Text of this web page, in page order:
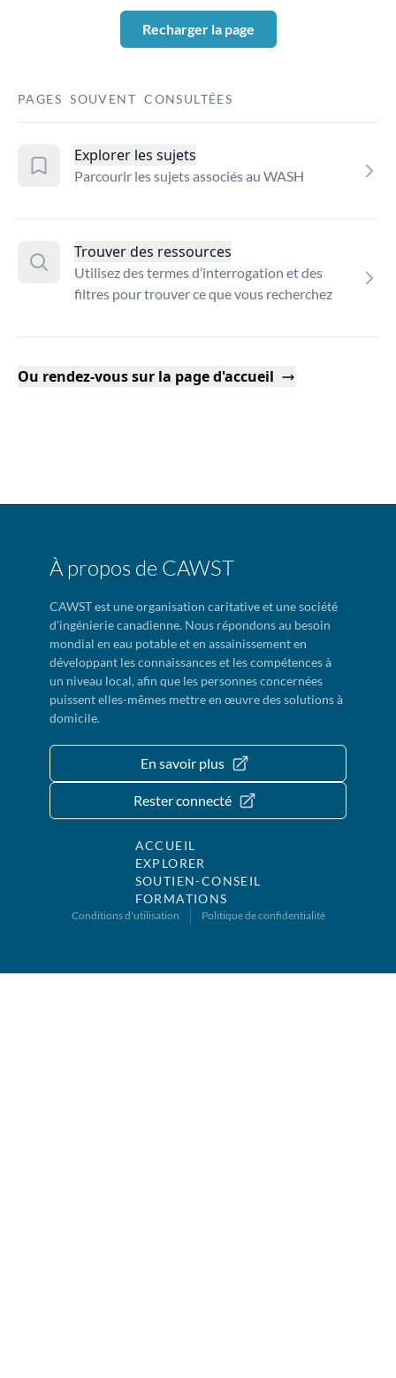
Recharger la page
PAGES SOUVENT CONSULTÉES
Explorer les sujets
Parcourir les sujets associés au WASH
Trouver des ressources
Utilisez des termes d’interrogation et des
filtres pour trouver ce que vous recherchez
Ou rendez-vous sur la page d'accueil
À propos de CAWST
CAWST est une organisation caritative et une société
d'ingénierie canadienne. Nous répondons au besoin
mondial en eau potable et en assainissement en
développant les connaissances et les compétences à
un niveau local, afin que les personnes concernées
puissent elles-mêmes mettre en œuvre des solutions à
domicile.
En savoir plus
Rester connecté
ACCUEIL
EXPLORER
SOUTIEN-CONSEIL
FORMATIONS
Conditions d'utilisation Politique de confidentialité